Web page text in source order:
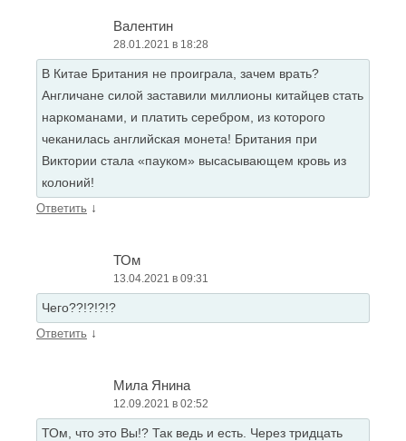
Валентин
28.01.2021 в 18:28
В Китае Британия не проиграла, зачем врать?
Англичане силой заставили миллионы китайцев стать
наркоманами, и платить серебром, из которого
чеканилась английская монета! Британия при
Виктории стала «пауком» высасывающем кровь из
колоний!
Ответить ↓
ТОм
13.04.2021 в 09:31
Чего??!?!?!?
Ответить ↓
Мила Янина
12.09.2021 в 02:52
ТОм, что это Вы!? Так ведь и есть. Через тридцать